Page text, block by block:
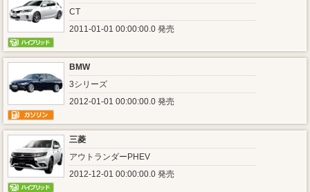
CT
2011-01-01 00:00:00.0 発売
BMW
3シリーズ
2012-01-01 00:00:00.0 発売
三菱
アウトランダーPHEV
2012-12-01 00:00:00.0 発売